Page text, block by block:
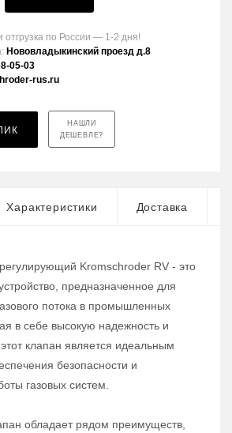
отгрузка по России — 1-2 дня!
Нововладыкинский проезд д.8
05-03
rus.ru
НАШЛИ
ДЕШЕВЛЕ?
Характеристики Доставка
Kromschroder RV - это
предназначенное для
потока в промышленных
в себе высокую надежность и
клапан является идеальным
безопасности и
газовых систем.
обладает рядом преимуществ,